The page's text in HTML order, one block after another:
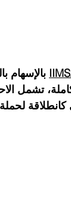
بالإسهام
ما يقارب ٤٥٠٠ مواطن